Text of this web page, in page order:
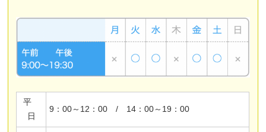
平
日
9：00～12：00 / 14：00～19：00